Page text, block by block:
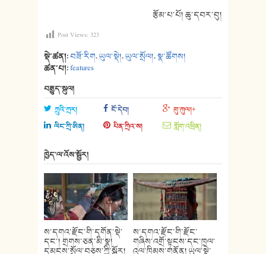
རྩོམ་པ་པོ། ཆུ་དབར་བུ།
Post Views: 323
སྡེ་ཚན།:བཟོ་རིག,ཡུལ་སྡེ།,ཡུལ་སྲོལ།,སྣ་ཚོགས།
ཚན་པ།:features
བརྒྱུད་སྐུལ།
ཀྲུའི་ཀྲར། ངོ་དེབ།
གུ་ཀུལ།+
ལིང་ཀྲི་ཨིན།
པིན་ཀྲིའ་ས། གློག་འཕྲིན།
ཁྱེད་ལ་འོས་སྦྱོར།
ས་དགའ་རྫོང་གི་དགོན་སྡེ་
དང་། གྲགས་ཅན་མི་སྣ།
དམངས་སྲོལ་བཅས་ཀྱི་སྐོར།
ས་དགའ་རྫོང་གི་རྫོང་
གཞིས་འགྲོ་སྟངས་དང་ཁྲལ་
འུལ་ཁྲིམས་གནོན། ཡུལ་སྡེ་